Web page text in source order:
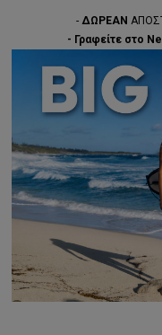
- ΔΩΡΕΑΝ
- Γραφείτε στο